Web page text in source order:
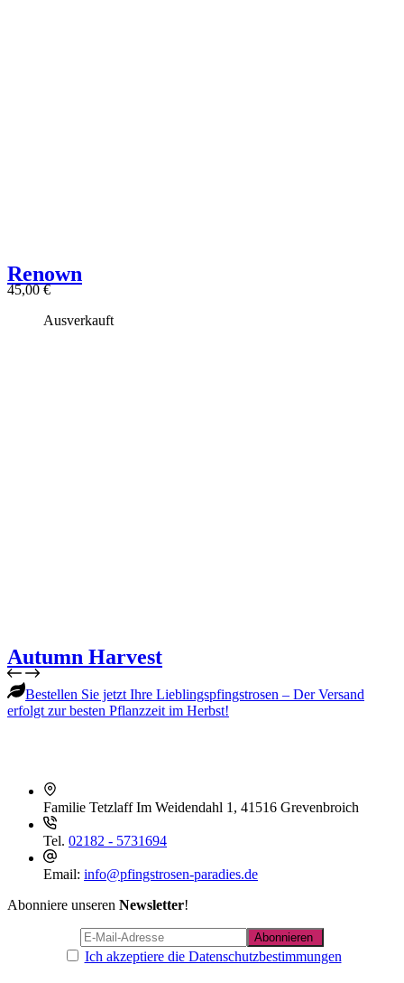
Renown
45,00€
Ausverkauft
Autumn Harvest
Bestellen Sie jetzt Ihre Lieblingspfingstrosen – Der Versand
erfolgt zur besten Pflanzzeit im Herbst!
Familie TetzlaffIm Weidendahl 1, 41516 Grevenbroich
Tel. 02182 - 5731694
Email: info@pfingstrosen-paradies.de
Abonniere unseren Newsletter!
Ich akzeptiere die Datenschutzbestimmungen